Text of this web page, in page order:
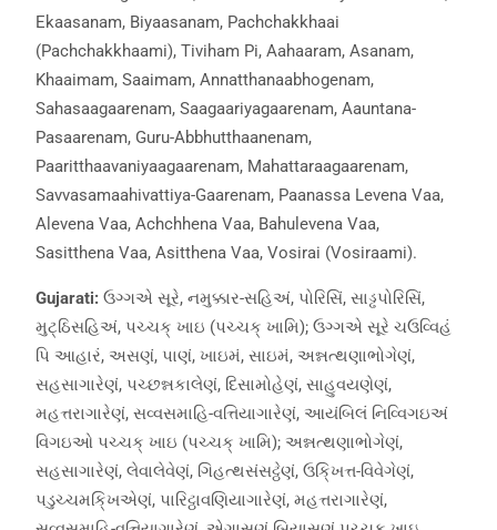
Ekaasanam, Biyaasanam, Pachchakkhaai
(Pachchakkhaami), Tiviham Pi, Aahaaram, Asanam,
Khaaimam, Saaimam, Annatthanaabhogenam,
Sahasaagaarenam, Saagaariyagaarenam, Aauntana-
Pasaarenam, Guru-Abbhutthaanenam,
Paaritthaavaniyaagaarenam, Mahattaraagaarenam,
Savvasamaahivattiya-Gaarenam, Paanassa Levena Vaa,
Alevena Vaa, Achchhena Vaa, Bahulevena Vaa,
Sasitthena Vaa, Asitthena Vaa, Vosirai (Vosiraami).
Gujarati: ઉગ્ગએ સૂરે, નમુક્કાર-સહિઅં, પોરિસિં, સાડ્ઢપોરિસિં,
મુટ્ઠિસહિઅં, પચ્ચક્ ખાઇ (પચ્ચક્ ખામિ); ઉગ્ગએ સૂરે ચઉવ્વિહં
પિ આહારં, અસણં, પાણં, ખાઇમં, સાઇમં, અન્નત્થણાભોગેણં,
સહસાગારેણં, પચ્છન્નકાલેણં, દિસામોહેણં, સાહુવયણેણં,
મહત્તરાગારેણં, સવ્વસમાહિ-વત્તિયાગારેણં, આયંબિલં નિવ્વિગઇઅં
વિગઇઓ પચ્ચક્ ખાઇ (પચ્ચક્ ખામિ); અન્નત્થણાભોગેણં,
સહસાગારેણં, લેવાલેવેણં, ગિહત્થસંસટ્ઠેણં, ઉકિ્ખત્ત-વિવેગેણં,
પડુચ્ચમકિ્ખએણં, પારિટ્ઠાવણિયાગારેણં, મહત્તરાગારેણં,